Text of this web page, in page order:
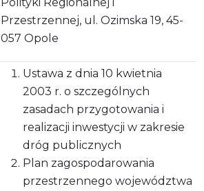
Przestrzennej, ul. Ozimska 19, 45-
057 Opole
Ustawa z dnia 10 kwietnia
2003 r. o szczególnych
zasadach przygotowania i
realizacji inwestycji w zakresie
dróg publicznych
Plan zagospodarowania
przestrzennego województwa